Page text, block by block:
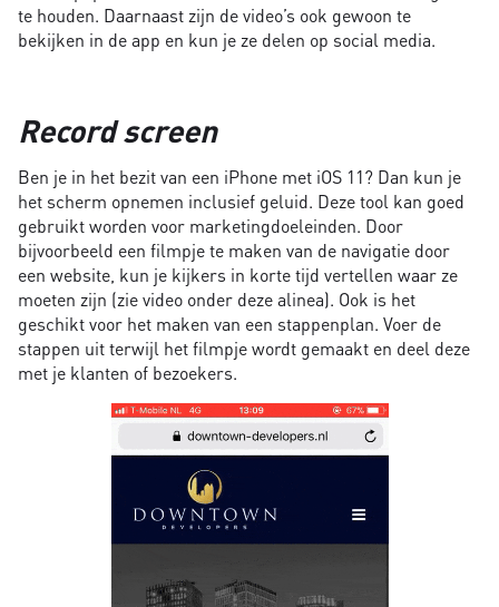
te houden. Daarnaast zijn de video’s ook gewoon te
bekijken in de app en kun je ze delen op social media.
Record screen
Ben je in het bezit van een iPhone met iOS 11? Dan kun je
het scherm opnemen inclusief geluid. Deze tool kan goed
gebruikt worden voor marketingdoeleinden. Door
bijvoorbeeld een filmpje te maken van de navigatie door
een website, kun je kijkers in korte tijd vertellen waar ze
moeten zijn (zie video onder deze alinea). Ook is het
geschikt voor het maken van een stappenplan. Voer de
stappen uit terwijl het filmpje wordt gemaakt en deel deze
met je klanten of bezoekers.